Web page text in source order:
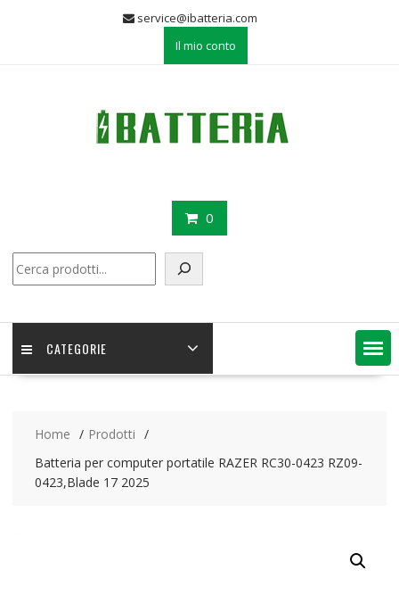
service@ibatteria.com
Il mio conto
0
CATEGORIE
Home
Prodotti
Batteria per computer portatile RAZER RC30-0423 RZ09-
0423,Blade 17 2025